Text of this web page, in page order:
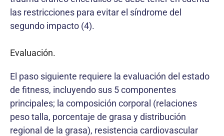
las restricciones para evitar el síndrome del
segundo impacto (4).
Evaluación.
El paso siguiente requiere la evaluación del estado
de fitness, incluyendo sus 5 componentes
principales; la composición corporal (relaciones
peso talla, porcentaje de grasa y distribución
regional de la grasa), resistencia cardiovascular